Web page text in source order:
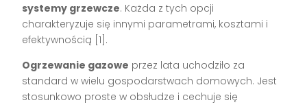
systemy grzewcze. Każda z tych opcji
charakteryzuje się innymi parametrami, kosztami i
efektywnością [1].
Ogrzewanie gazowe przez lata uchodziło za
standard w wielu gospodarstwach domowych. Jest
stosunkowo proste w obsłudze i cechuje się